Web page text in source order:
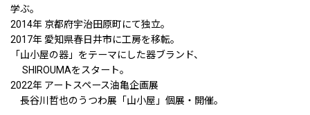
学ぶ。
2014年 京都府宇治田原町にて独立。
2017年 愛知県春日井市に工房を移転。
「山小屋の器」をテーマにした器ブランド、
SHIROUMAをスタート。
2022年 アートスペース油亀企画展
長谷川哲也のうつわ展「山小屋」個展・開催。